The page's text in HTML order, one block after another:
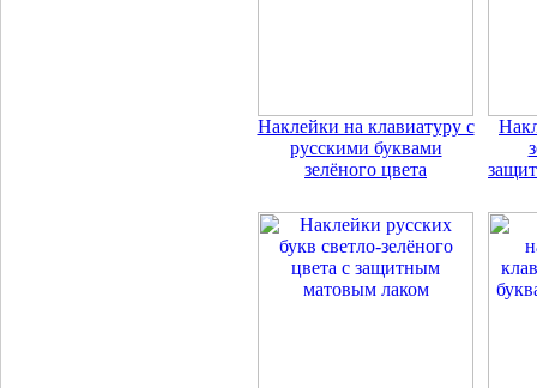
Наклейки на клавиатуру с
русскими буквами
зелёного цвета